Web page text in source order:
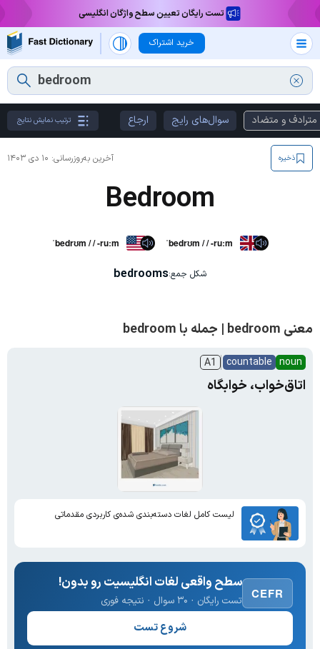
تست رایگان تعیین سطح واژگان انگلیسی
خرید اشتراک
مترادف و متضاد سوال‌های رایج ارجاع ترتیب نمایش نتایج
آخرین به‌روزرسانی: ۱۰ دی ۱۴۰۳ ذخیره
Bedroom
ˈbedrʊm / / -ruːm ˈbedrʊm / / -ruːm
شکل جمع:bedrooms
معنی bedroom | جمله با bedroom
noun
countable
A1
اتاق‌خواب، خوابگاه
لیست کامل لغات دسته‌بندی شده‌ی کاربردی مقدماتی
CEFR
سطح واقعی لغات انگلیسیت رو بدون!
تست رایگان · ۳۰ سوال · نتیجه فوری
شروع تست